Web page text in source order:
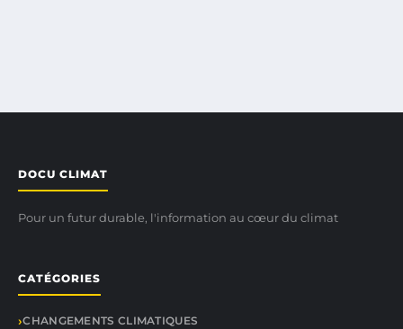
DOCU CLIMAT
Pour un futur durable, l'information au cœur du climat
CATÉGORIES
CHANGEMENTS CLIMATIQUES